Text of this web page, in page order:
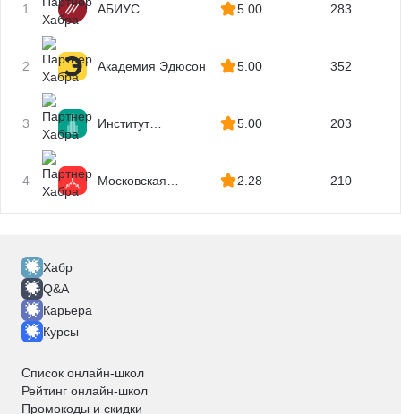
Геодезия
Картография
Маркшейдерское дело
Геология
Недропользование
Добыча полезных ископаемых
Горное дело
Отделочные работы
Рыболовство
Сельское хозяйство
Растениеводство
Птицеводство
Гражданская оборона
Защита в чрезвычайных ситуациях
1 АБИУС 5.00 283
2 Академия Эдюсон 5.00 352
3
Институт
5.00 203
4
Московская
2.28 210
Хабр
Q&A
Карьера
Курсы
Список онлайн-школ
Рейтинг онлайн-школ
Промокоды и скидки